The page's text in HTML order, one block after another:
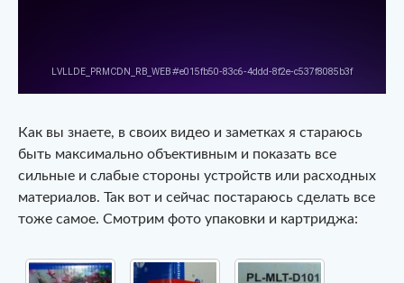
Как вы знаете, в своих видео и заметках я стараюсь
быть максимально объективным и показать все
сильные и слабые стороны устройств или расходных
материалов. Так вот и сейчас постараюсь сделать все
тоже самое. Смотрим фото упаковки и картриджа: